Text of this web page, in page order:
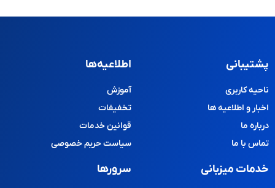
پشتیبانی
ناحیه کاربری
اخبار و اطلاعیه ها
درباره ما
تماس با ما
اطلاعیه‌ها
آموزش
تخفیفات
قوانین خدمات
سیاست حریم خصوصی
خدمات میزبانی سرورها